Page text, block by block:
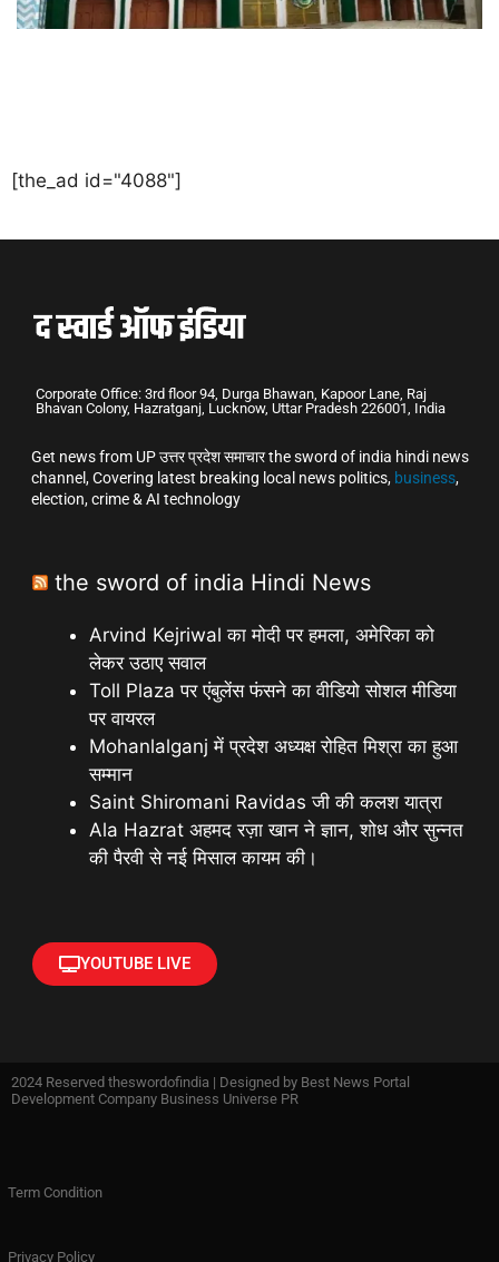
[the_ad id="4088"]
Corporate Office: 3rd floor 94, Durga Bhawan, Kapoor Lane, Raj
Bhavan Colony, Hazratganj, Lucknow, Uttar Pradesh 226001, India
Get news from UP उत्तर प्रदेश समाचार the sword of india hindi news
channel, Covering latest breaking local news politics, business,
election, crime & AI technology
the sword of india Hindi News
Arvind Kejriwal का मोदी पर हमला, अमेरिका को
लेकर उठाए सवाल
Toll Plaza पर एंबुलेंस फंसने का वीडियो सोशल मीडिया
पर वायरल
Mohanlalganj में प्रदेश अध्यक्ष रोहित मिश्रा का हुआ
सम्मान
Saint Shiromani Ravidas जी की कलश यात्रा
Ala Hazrat अहमद रज़ा खान ने ज्ञान, शोध और सुन्नत
की पैरवी से नई मिसाल कायम की।
YOUTUBE LIVE
2024 Reserved theswordofindia | Designed by Best News Portal
Development Company Business Universe PR
Term Condition
Privacy Policy